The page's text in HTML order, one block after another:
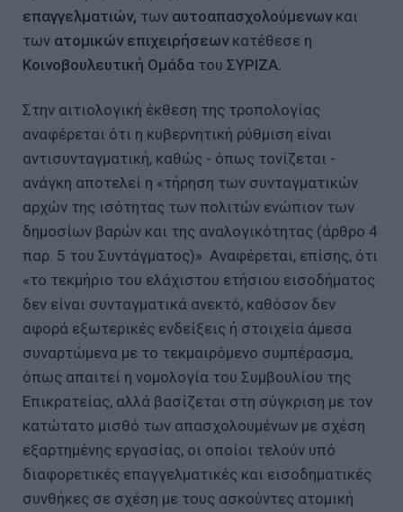
επαγγελματιών, των αυτοαπασχολούμενωνκαι
των ατομικών επιχειρήσεων κατέθεσε η
Κοινοβουλευτική Ομάδα του ΣΥΡΙΖΑ.
Στην αιτιολογική έκθεση της τροπολογίας
αναφέρεται ότι η κυβερνητική ρύθμιση είναι
αντισυνταγματική, καθώς - όπως τονίζεται -
ανάγκη αποτελεί η «τήρηση των συνταγματικών
αρχών της ισότητας των πολιτών ενώπιον των
δημοσίων βαρών και της αναλογικότητας (άρθρο 4
παρ. 5 του Συντάγματος)». Αναφέρεται, επίσης, ότι
«το τεκμήριο του ελάχιστου ετήσιου εισοδήματος
δεν είναι συνταγματικά ανεκτό, καθόσον δεν
αφορά εξωτερικές ενδείξεις ή στοιχεία άμεσα
συναρτώμενα με το τεκμαιρόμενο συμπέρασμα,
όπως απαιτεί η νομολογία του Συμβουλίου της
Επικρατείας, αλλά βασίζεται στη σύγκριση με τον
κατώτατο μισθό των απασχολουμένων με σχέση
εξαρτημένης εργασίας, οι οποίοι τελούν υπό
διαφορετικές επαγγελματικές και εισοδηματικές
συνθήκες σε σχέση με τους ασκούντες ατομική